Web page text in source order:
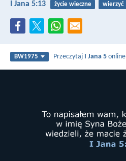
I Jana 5:13 życie wieczne wierzyć
BW1975 Przeczytaj I Jana 5 online